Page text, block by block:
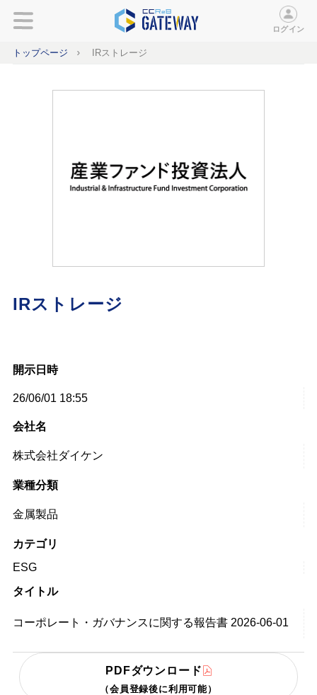
ログイン
トップページ IRストレージ
IRストレージ
開示日時
26/06/01 18:55
会社名
株式会社ダイケン
業種分類
金属製品
カテゴリ
ESG
タイトル
コーポレート・ガバナンスに関する報告書 2026-06-01
PDFダウンロード
（会員登録後に利用可能）